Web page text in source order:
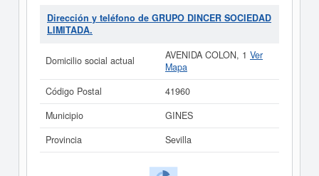
Dirección y teléfono de GRUPO DINCER SOCIEDAD
LIMITADA.
Domicilio social actual AVENIDA COLON, 1 Ver
Mapa
Código Postal
41960
Municipio
GINES
Provincia
Sevilla